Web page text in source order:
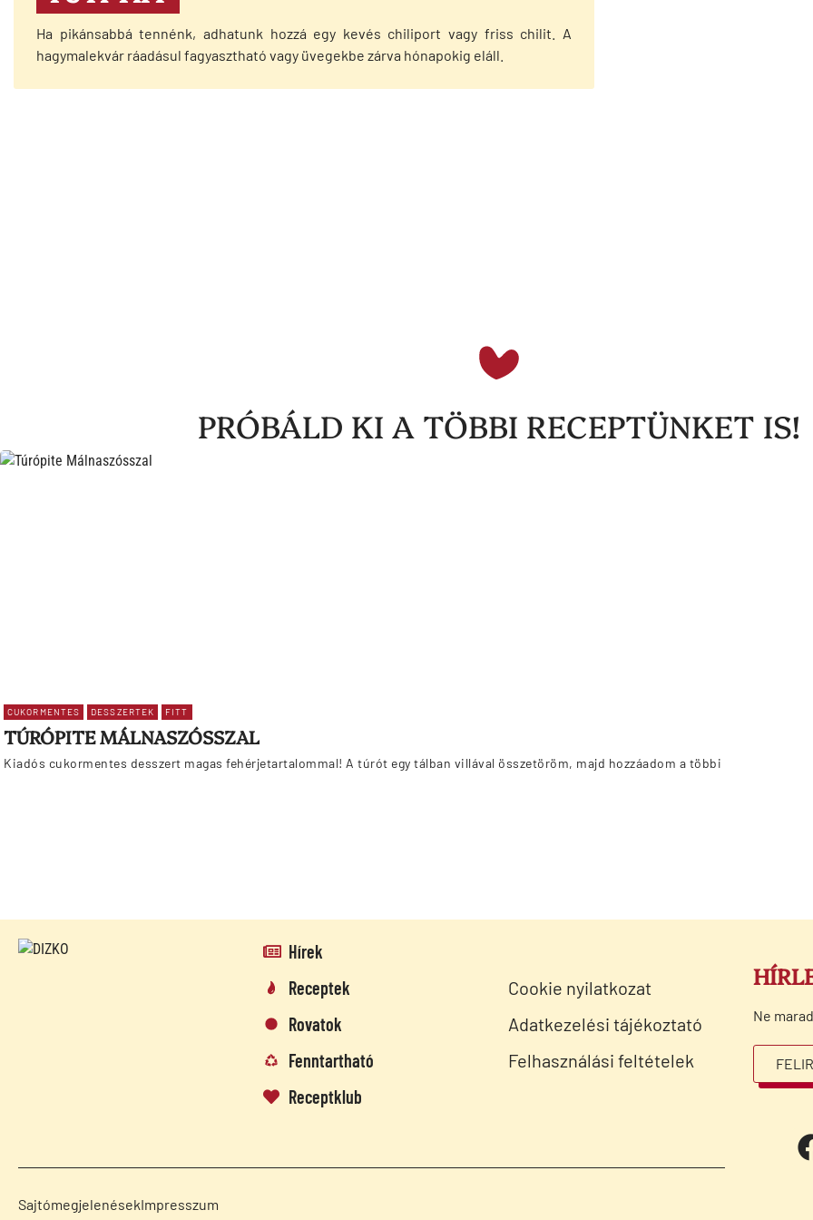
Ha pikánsabbá tennénk, adhatunk hozzá egy kevés chiliport vagy friss chilit. A
hagymalekvár ráadásul fagyasztható vagy üvegekbe zárva hónapokig eláll.
PRÓBÁLD KI A TÖBBI RECEPTÜNKET IS!
CUKORMENTES DESSZERTEK FITT
TÚRÓPITE MÁLNASZÓSSZAL
Kiadós cukormentes desszert magas fehérjetartalommal! A túrót egy tálban villával összetöröm, majd hozzáadom a többi
Hírek
Receptek
Rovatok
Fenntartható
Receptklub
Cookie nyilatkozat
Adatkezelési tájékoztató
Felhasználási feltételek
Ne
SajtómegjelenésekImpresszum